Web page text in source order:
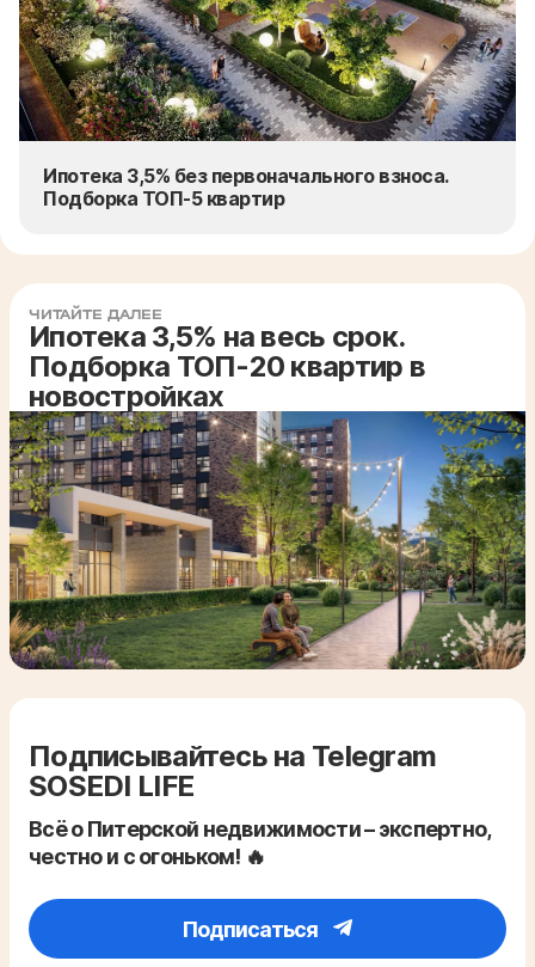
Ипотека 3,5% без первоначального взноса.
Подборка ТОП-5 квартир
ЧИТАЙТЕ ДАЛЕЕ
Ипотека 3,5% на весь срок.
Подборка ТОП-20 квартир в
новостройках
Подписывайтесь на Telegram
SOSEDI LIFE
Всё о Питерской недвижимости – экспертно,
честно и с огоньком! 🔥
Подписаться